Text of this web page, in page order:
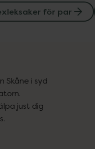
för par
Skåne i syd
just dig